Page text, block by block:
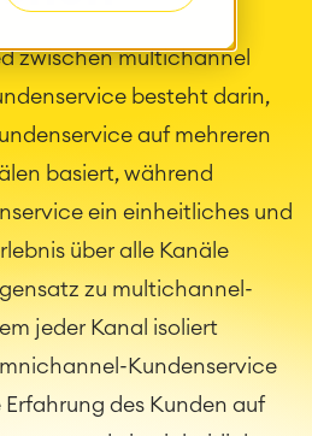
zwischen multichannel
besteht darin,
auf mehreren
basiert, während
ein einheitliches und
über alle Kanäle
zu multichannel-
jeder Kanal isoliert
Kundenservice
des Kunden auf